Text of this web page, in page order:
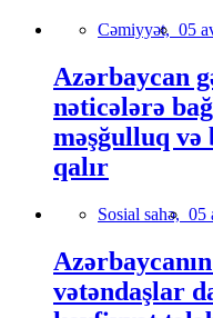
Cəmiyyət, 05
Azərbaycan
nəticələrə
məşğulluq və
qalır
Sosial sahə, 05
vətəndaşlar